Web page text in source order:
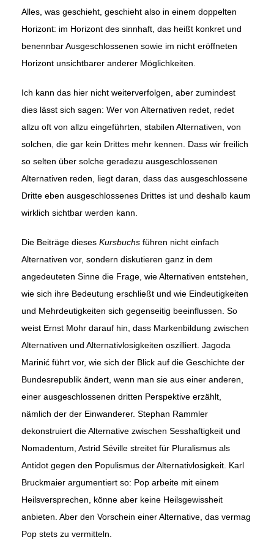
Alles, was geschieht, geschieht also in einem doppelten
Horizont: im Horizont des sinnhaft, das heißt konkret und
benennbar Ausgeschlossenen sowie im nicht eröffneten
Horizont unsichtbarer anderer Möglichkeiten.
Ich kann das hier nicht weiterverfolgen, aber zumindest
dies lässt sich sagen: Wer von Alternativen redet, redet
allzu oft von allzu eingeführten, stabilen Alternativen, von
solchen, die gar kein Drittes mehr kennen. Dass wir freilich
so selten über solche geradezu ausgeschlossenen
Alternativen reden, liegt daran, dass das ausgeschlossene
Dritte eben ausgeschlossenes Drittes ist und deshalb kaum
wirklich sichtbar werden kann.
Die Beiträge dieses Kursbuchs führen nicht einfach
Alternativen vor, sondern diskutieren ganz in dem
angedeuteten Sinne die Frage, wie Alternativen entstehen,
wie sich ihre Bedeutung erschließt und wie Eindeutigkeiten
und Mehrdeutigkeiten sich gegenseitig beeinflussen. So
weist Ernst Mohr darauf hin, dass Markenbildung zwischen
Alternativen und Alternativlosigkeiten oszilliert. Jagoda
Marinić führt vor, wie sich der Blick auf die Geschichte der
Bundesrepublik ändert, wenn man sie aus einer anderen,
einer ausgeschlossenen dritten Perspektive erzählt,
nämlich der der Einwanderer. Stephan Rammler
dekonstruiert die Alternative zwischen Sesshaftigkeit und
Nomadentum, Astrid Séville streitet für Pluralismus als
Antidot gegen den Populismus der Alternativlosigkeit. Karl
Bruckmaier argumentiert so: Pop arbeite mit einem
Heilsversprechen, könne aber keine Heilsgewissheit
anbieten. Aber den Vorschein einer Alternative, das vermag
Pop stets zu vermitteln.